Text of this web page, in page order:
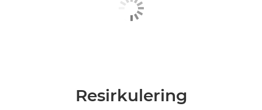
Resirkulering